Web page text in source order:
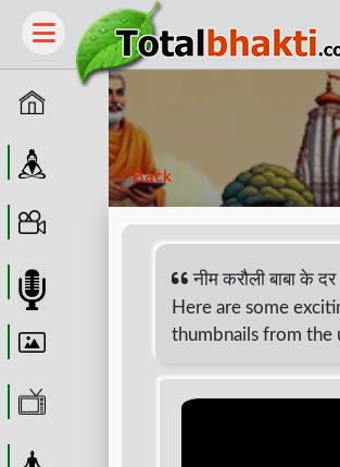
Home
Guru
Back
नीम करौली बाबा के
Here are some
thumbnails from the